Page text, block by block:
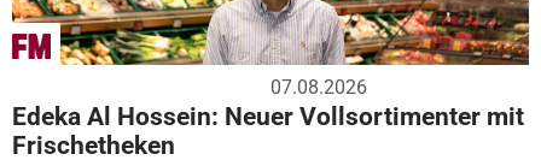
07.08.2026
Edeka Al Hossein: Neuer Vollsortimenter mit
Frischetheken